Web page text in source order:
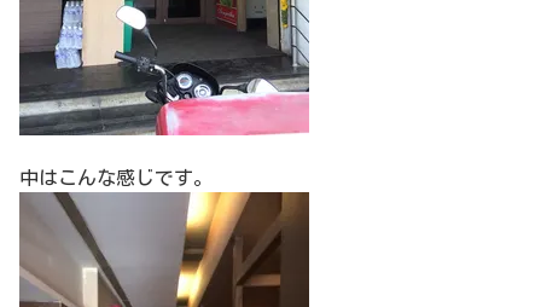
中はこんな感じです。